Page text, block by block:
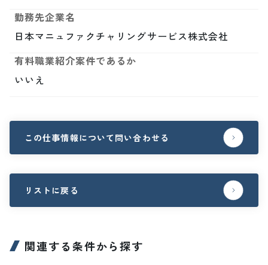
勤務先企業名
日本マニュファクチャリングサービス株式会社
有料職業紹介案件であるか
いいえ
この仕事情報について問い合わせる
リストに戻る
関連する条件から探す